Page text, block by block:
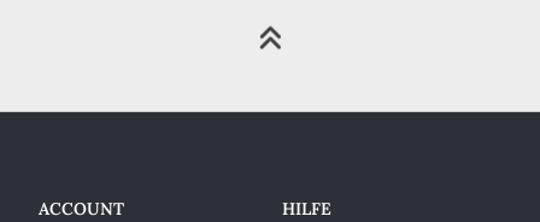
ACCOUNT HILFE